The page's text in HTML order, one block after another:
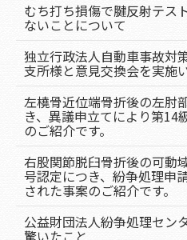
むち打ち損傷で腱反射テス
ないことについて
独立行政法人自動車事故対
支所様と意見交換会を実施
左橈骨近位端骨折後の左肘
き、異議申立てにより第14
のご紹介です。
右股関節脱臼骨折後の可動
号認定につき、紛争処理申
された事案のご紹介です。
公益財団法人紛争処理セン
驚いたこと